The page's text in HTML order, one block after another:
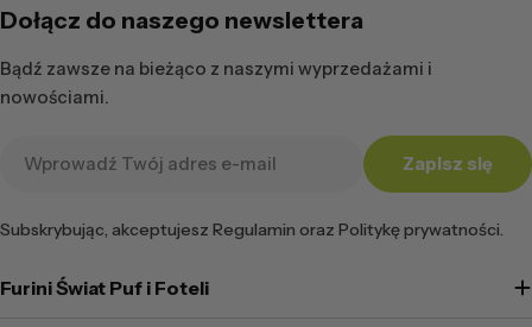
Dołącz do naszego newslettera
Bądź zawsze na bieżąco z naszymi wyprzedażami i
nowościami.
Zapisz się
Subskrybując, akceptujesz Regulamin oraz Politykę prywatności.
Furini Świat Puf i Foteli